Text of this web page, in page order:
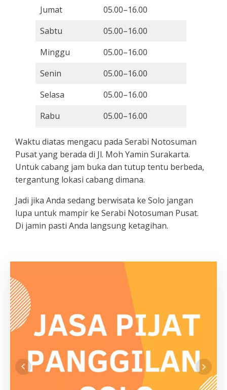
Jumat
05.00–16.00
Sabtu
05.00–16.00
Minggu
05.00–16.00
Senin
05.00–16.00
Selasa
05.00–16.00
Rabu
05.00–16.00
Waktu diatas mengacu pada Serabi Notosuman
Pusat yang berada di Jl. Moh Yamin Surakarta.
Untuk cabang jam buka dan tutup tentu berbeda,
tergantung lokasi cabang dimana.
Jadi jika Anda sedang berwisata ke Solo jangan
lupa untuk mampir ke Serabi Notosuman Pusat.
Di jamin pasti Anda langsung ketagihan.